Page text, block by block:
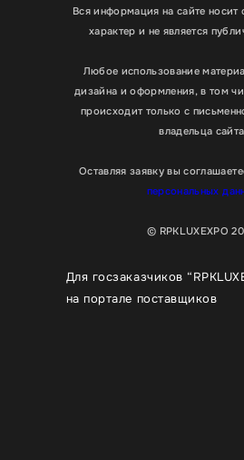
Вся информация на сайте носит
характер и не является
Любое использование
дизайна и оформления, в том
происходит только с
владельца
Оставляя заявку вы
персональных
© RPKLUXEXPO
Для госзаказчиков
на портале поставщиков